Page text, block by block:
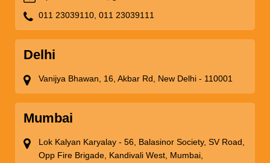
011 23039110, 011 23039111
Delhi
Vanijya Bhawan, 16, Akbar Rd, New Delhi - 110001
Mumbai
Lok Kalyan Karyalay - 56, Balasinor Society, SV Road,
Opp Fire Brigade, Kandivali West, Mumbai,